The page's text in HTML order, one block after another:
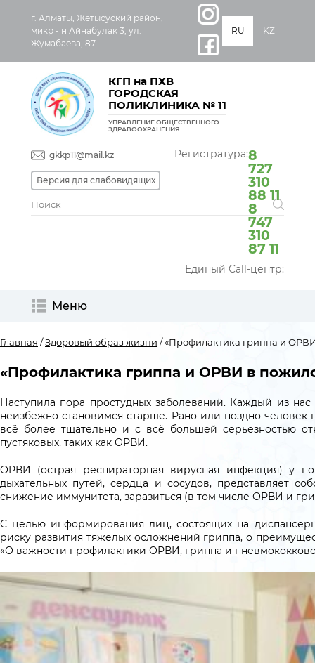
г. Алматы, Жетысуский район,
микр - н Айнабулак 3, ул.
Жумабаева, 87
RU KZ
КГП на ПХВ
ГОРОДСКАЯ
ПОЛИКЛИНИКА № 11
УПРАВЛЕНИЕ ОБЩЕСТВЕННОГО
ЗДРАВООХРАНЕНИЯ
gkkp11@mail.kz
Версия для слабовидящих
Регистратура:8
727
310
88 11
8
747
310
87 11
Единый Call-центр:
Меню
Главная /Здоровый образ жизни / «Профилактика гриппа и
«Профилактика гриппа и ОРВИ в
Наступила пора простудных заболеваний. Каждый из
неизбежно становимся старше. Рано или поздно человек
всё более тщательно и с всё большей серьезностью
пустяковых, таких как ОРВИ.
ОРВИ (острая респираторная вирусная инфекция) у
дыхательных путей, сердца и сосудов, представляет
снижение иммунитета, заразиться (в том числе ОРВИ и
С целью информирования лиц, состоящих на
риску развития тяжелых осложнений гриппа, о
«О важности профилактики ОРВИ, гриппа и